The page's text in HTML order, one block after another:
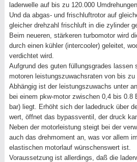
laderwelle auf bis zu 120.000
Und da abgas- und frischluftrotor auf
gleicher drehzahl frischluft in die zylinder
Beim neueren, stärkeren turbomotor wird
durch einen kühler (intercooler) geleitet,
verdichtet wird.
Aufgrund des guten füllungsgrades lassen
motoren leistungszuwachsraten von bis zu
Abhängig ist der leistungszuwachs unter
bei einem pkw-motor zwischen 0,4 bis 0.8
bar) liegt. Erhöht sich der ladedruck über
wert, öffnet das bypassventil, der druck
Neben der motorleistung steigt bei der
auch das drehmoment an, was vor allem
elastischen motorlauf wünschenswert ist.
Voraussetzung ist allerdings, daß die